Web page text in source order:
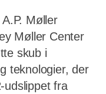
Møller
Møller Center
skub i
teknologier, der
udslippet fra